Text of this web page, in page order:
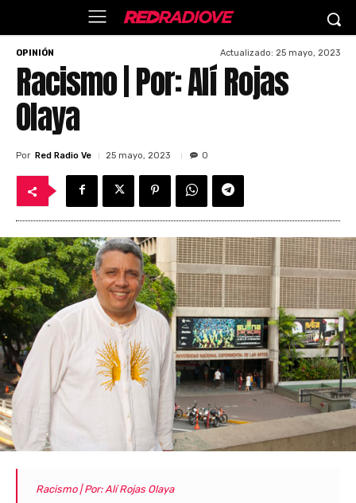
OPINIÓN Actualizado: 25 mayo, 2023
Racismo | Por: Alí Rojas
Olaya
Por Red Radio Ve 25 mayo, 2023 0
Racismo | Por: Alí Rojas Olaya